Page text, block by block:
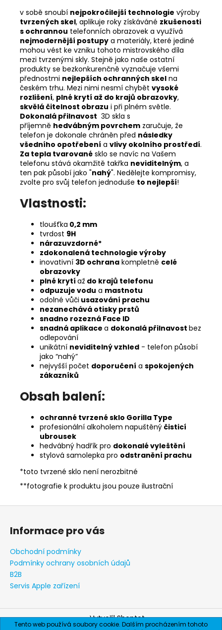
Tento web používá soubory cookie. Dalším procházením tohoto
v sobě snoubí nejpokročilejší technologie výroby
tvrzených skel, aplikuje roky získáváné zkušenosti
s ochrannou telefonních obrazovek a využívá
nejmodernější postupy a materiály, které jediné
mohou vést ke vzniku tohoto mistrovského díla
mezi tvrzenými skly. Stejně jako naše ostatní
produkty se bezkonkurenčně vyznačuje všemi
přednostmi nejlepších ochranných skel na
českém trhu. Mezi nimi nesmí chybět vysoké
rozlišení, plné krytí až do krajů obrazovky,
skvělá čitelnost obrazu i při plném světle.
Dokonalá přilnavost 3D skla s
příjemně hedvábným povrchem zaručuje, že
telefon je dokonale chráněn před následky
všedního opotřebení a vlivy okolního prostředí.
Za tepla tvarované sklo se navíc na Vašem
telefonu stává okamžitě takřka neviditelným, a
ten pak působí jako "nahý". Nedělejte kompromisy,
zvolte pro svůj telefon jednoduše to nejlepší!
Vlastnosti:
tloušťka 0,2 mm
tvrdost 9H
nárazuvzdorné*
zdokonalená technologie výroby
inovativní 3D ochrana kompletně celé
obrazovky
plné krytí až do krajů telefonu
odpuzuje vodu a mastnotu
odolné vůči usazování prachu
nezanechává otisky prstů
snadno rozezná Face ID
snadná aplikace a dokonalá přilnavost bez
odlepování
unikátní neviditelný vzhled - telefon působí
jako “nahý”
nejvyšší počet doporučení a spokojených
zákazníků
Obsah balení:
ochranné tvrzené sklo Gorilla Type
profesionální alkoholem napuštěný čisticí
ubrousek
hedvábný hadřík pro dokonalé vyleštění
stylová samolepka pro odstranění prachu
*toto tvrzené sklo není nerozbitné
**fotografie k produktu jsou pouze ilustrační
Z
Informace pro vás
Obchodní podmínky
Podmínky ochrany osobních údajů
B2B
Servis Apple zařízení
Vytvořil Shoptet